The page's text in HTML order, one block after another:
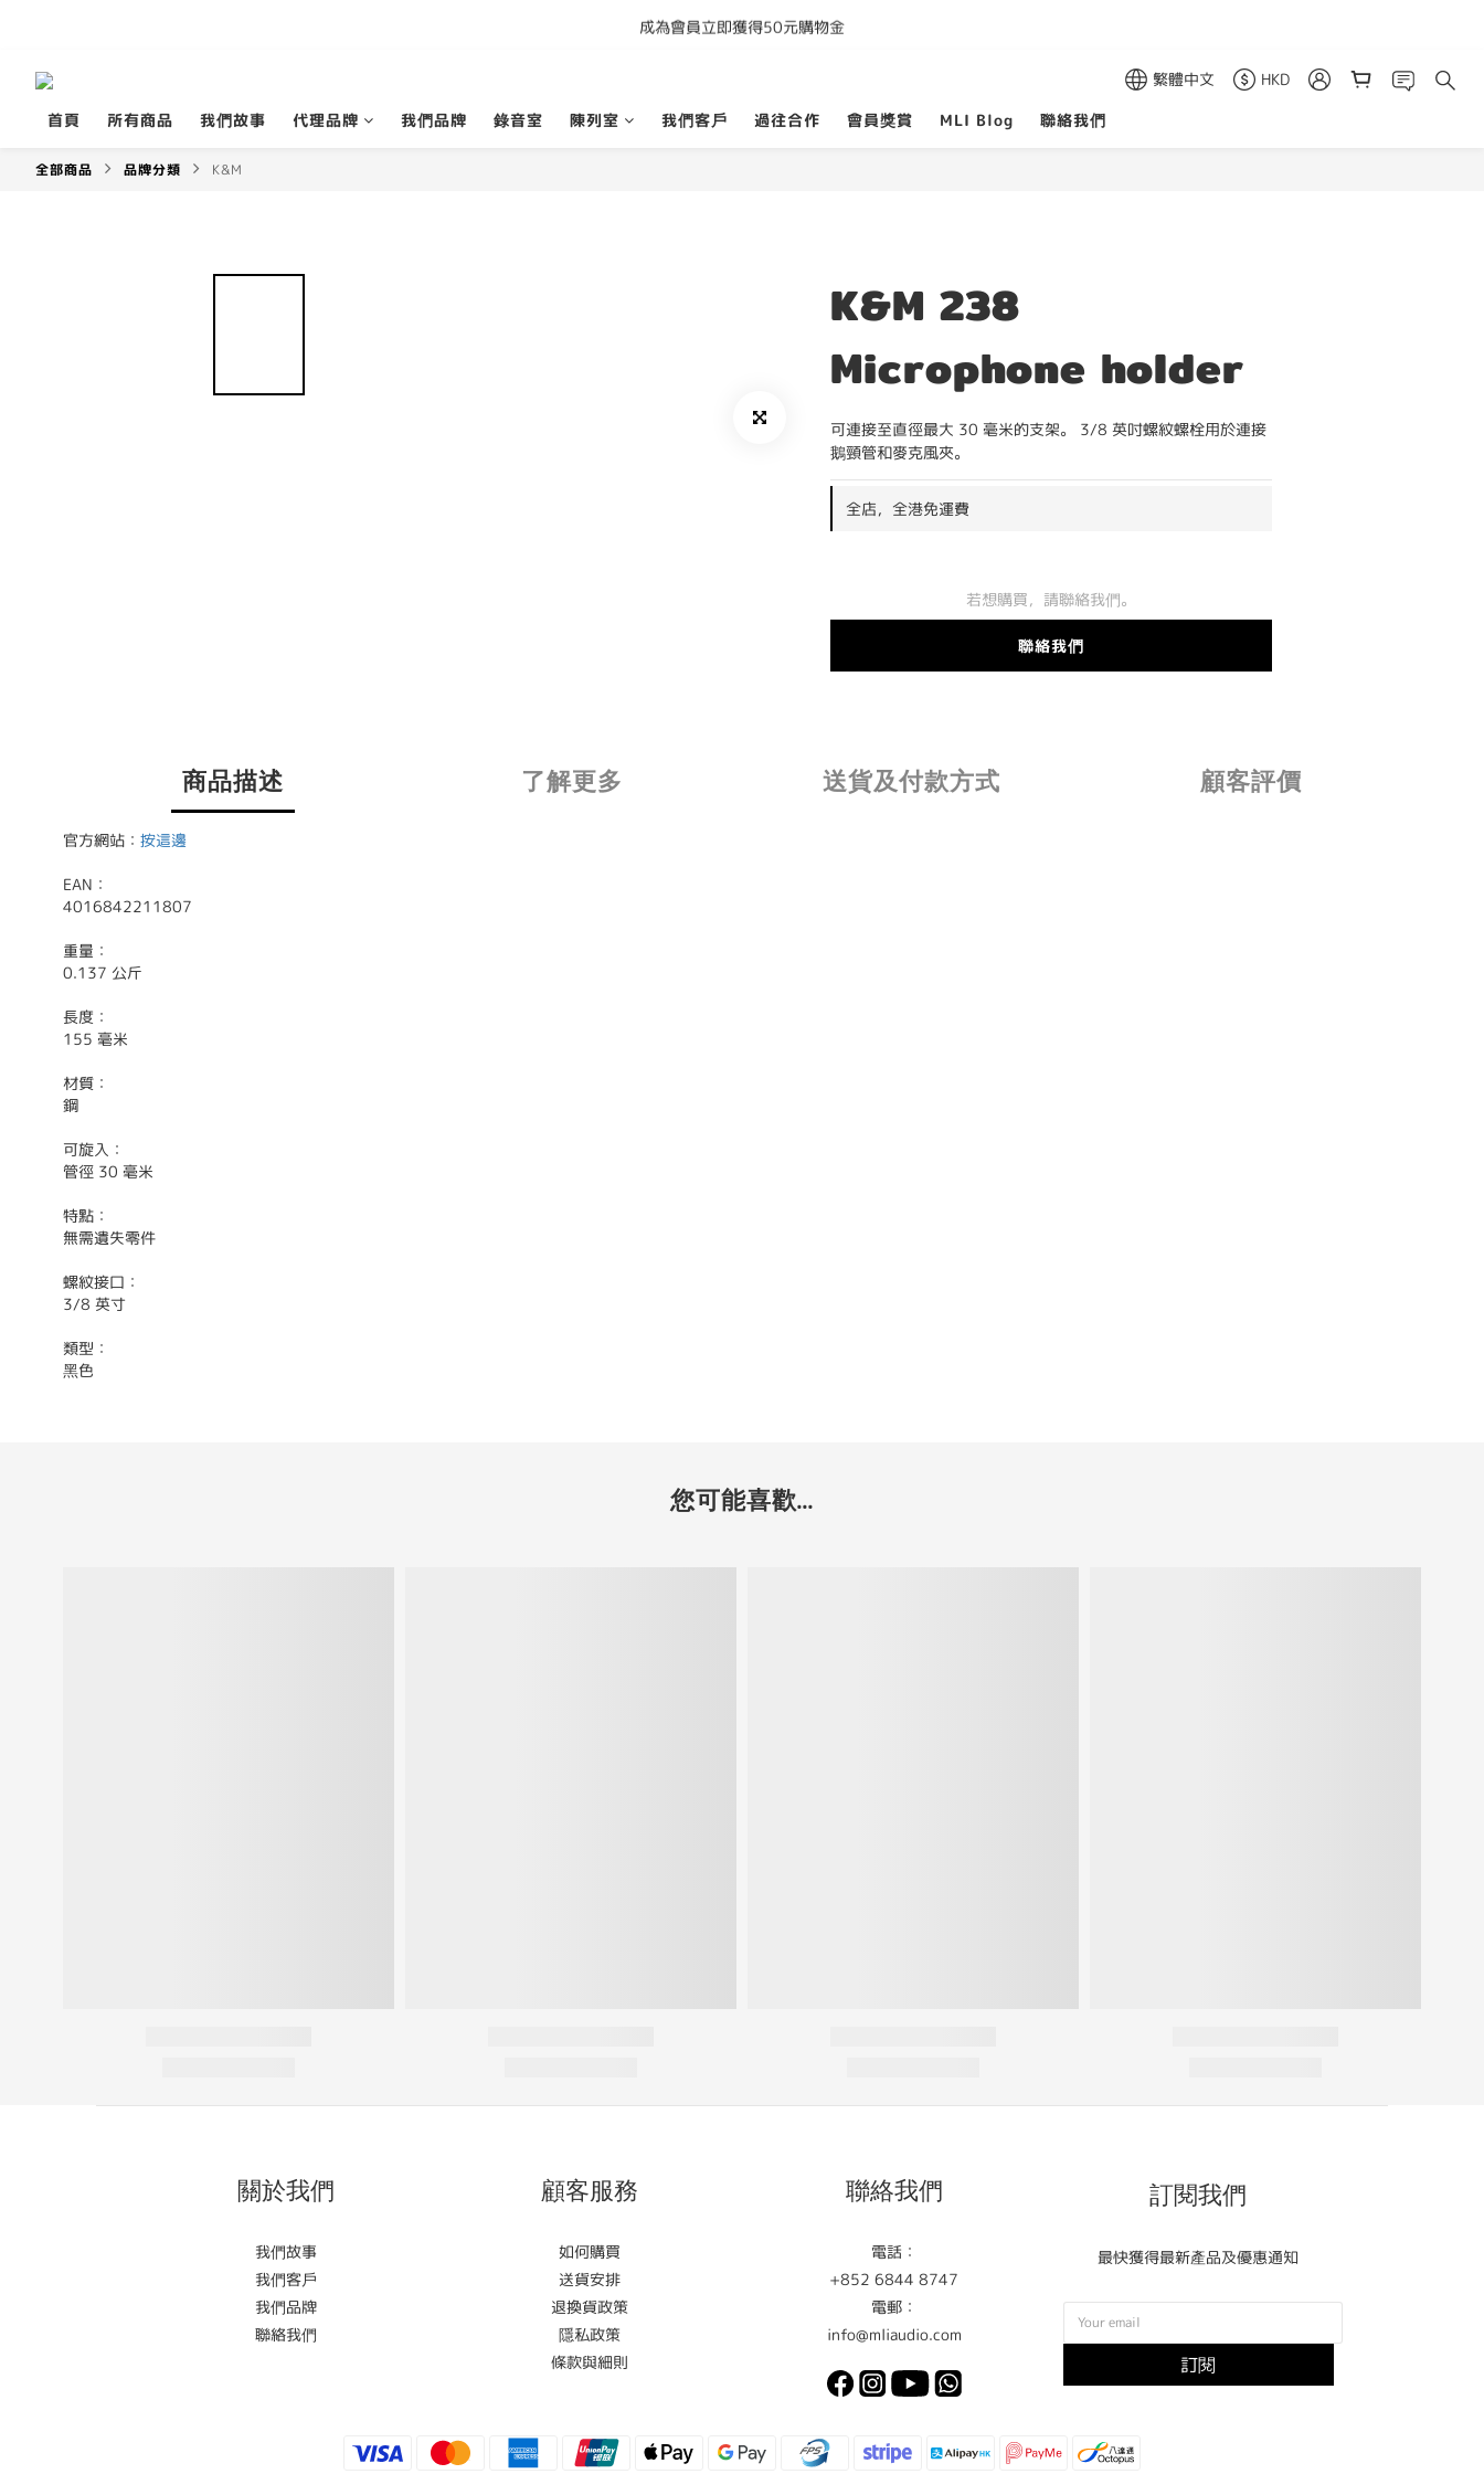
購買任何產品即享全港免運費
成為會員立即獲得50元購物金
繁體中文
HKD
首頁
所有商品 我們故事 代理品牌 我們品牌 錄音室 陳列室 我們客戶 過往合作 會員獎賞 MLI Blog 聯絡我們
全部商品 品牌分類 K&M
K&M 238
Microphone holder
可連接至直徑最大 30 毫米的支架。 3/8 英吋螺紋螺栓用於連接
鵝頸管和麥克風夾。
全店，全港免運費
若想購買，請聯絡我們。
聯絡我們
商品描述 了解更多 送貨及付款方式 顧客評價
官方網站： 按這邊
EAN：
4016842211807
重量：
0.137 公斤
長度：
155 毫米
材質：
鋼
可旋入：
管徑 30 毫米
特點：
無需遺失零件
螺紋接口：
3/8 英寸
類型：
黑色
您可能喜歡...
關於我們
我們故事
我們客戶
我們品牌
聯絡我們
顧客服務
如何購買
送貨安排
退換貨政策
隱私政策
條款與細則
聯絡我們
電話：
+852 6844 8747
電郵：
info@mliaudio.com
訂閱我們
最快獲得最新產品及優惠通知
訂閱